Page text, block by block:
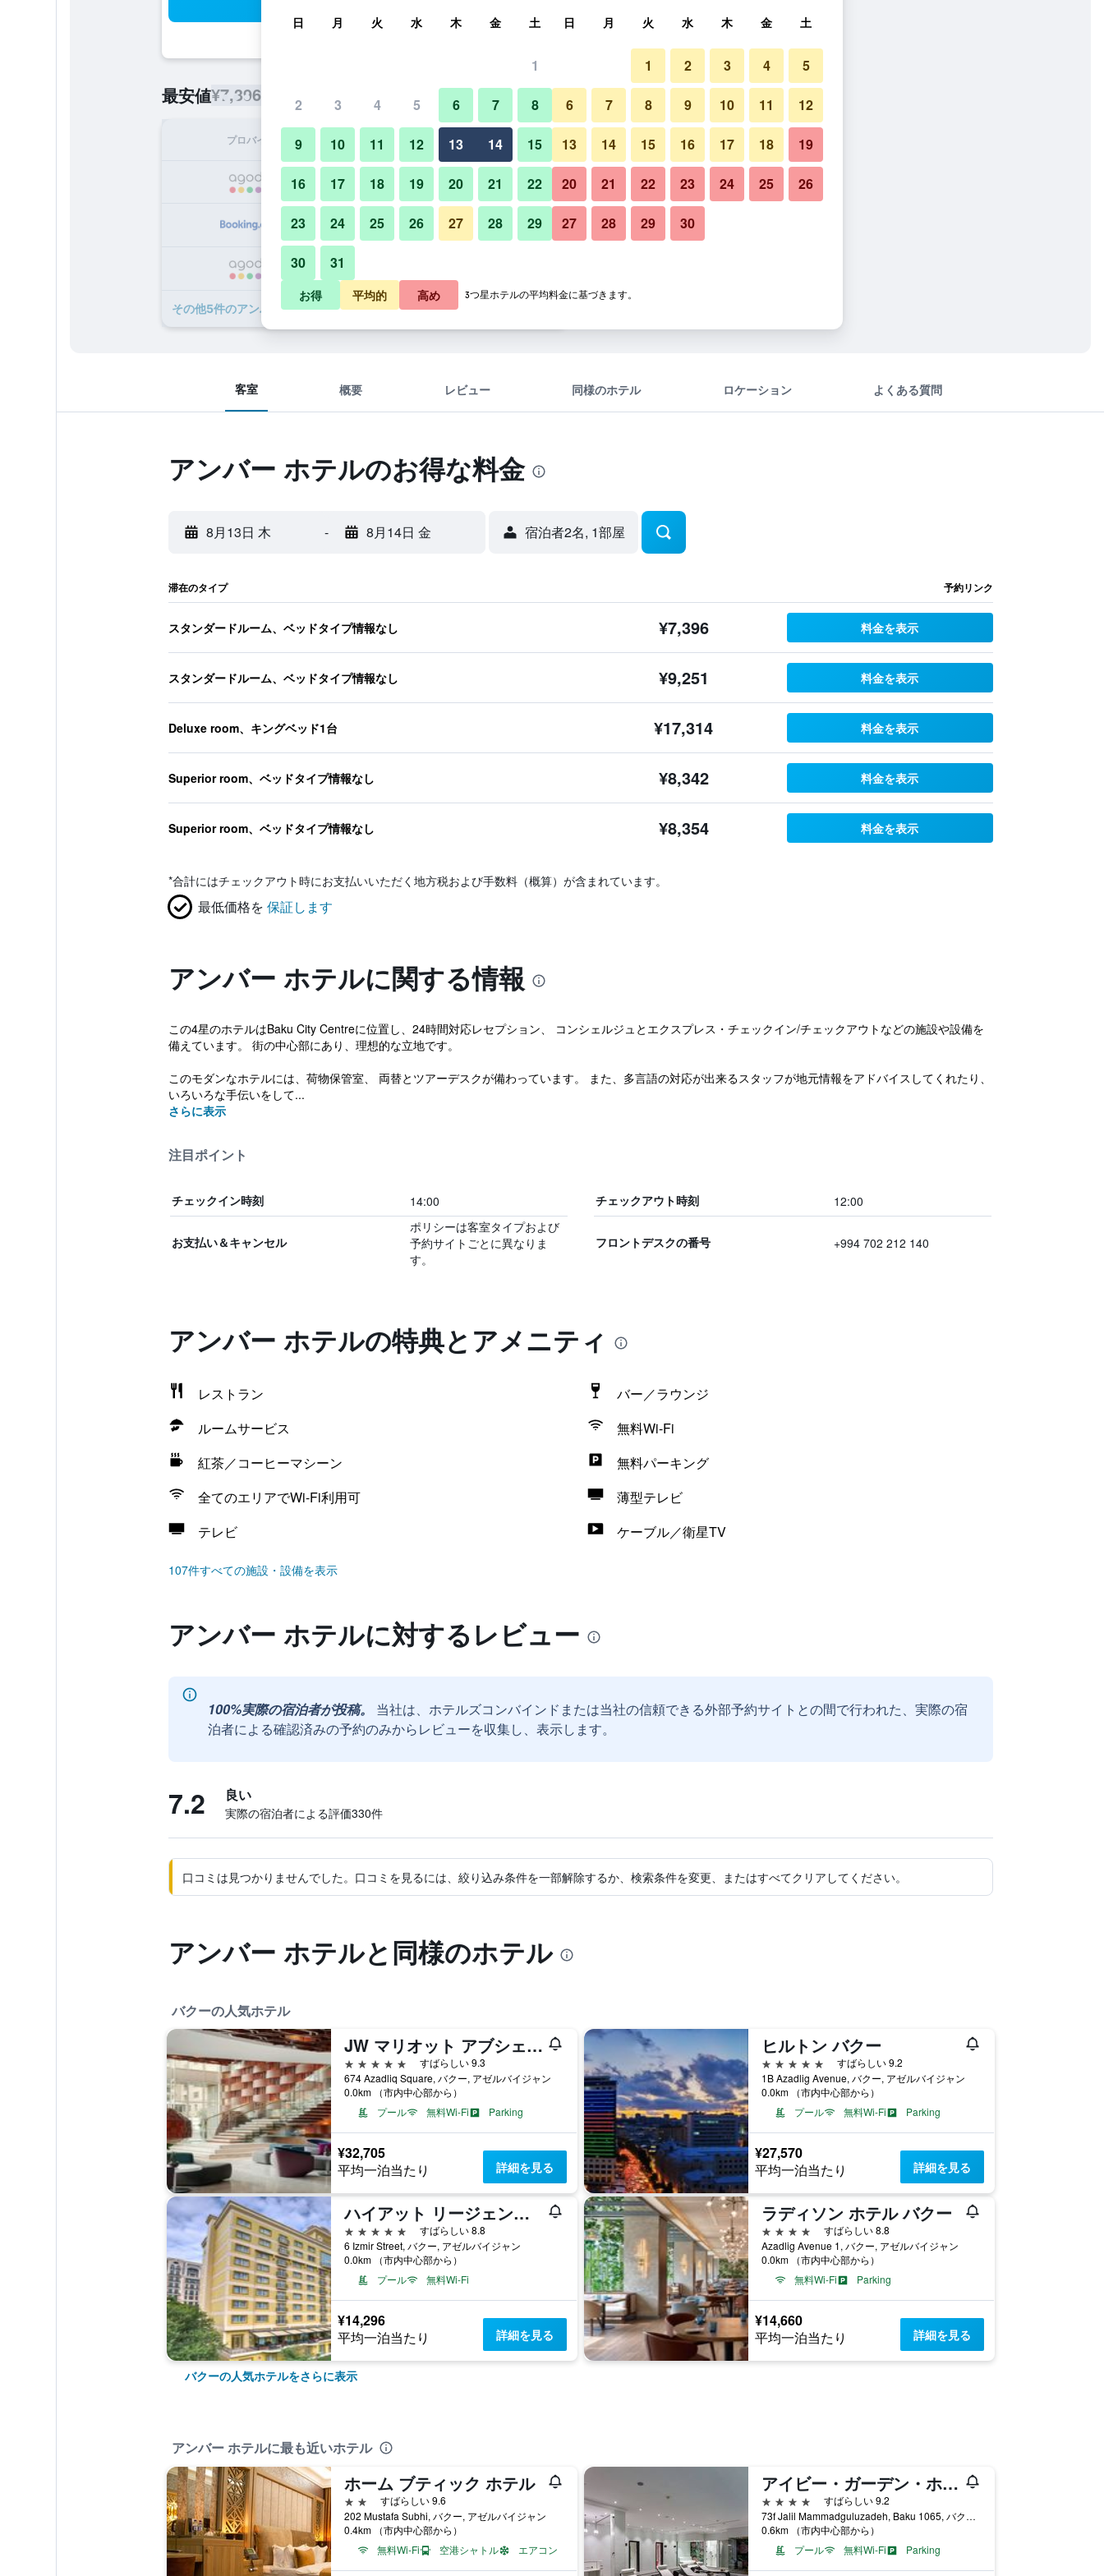
最安値¥7,396/ 1泊あたりの宿泊料金の最安値
プロバイダ 1泊あたり合計
¥7,396 プランを見る
¥8,342 プランを見る
​その他5​件のアンバー ホテルのオファー
客室 概要 レビュー 同様のホテル ロケーション よくある質問
アンバー ホテルのお得な料金
8月13日 木 - 8月14日 金 宿泊者2名, 1​部屋
滞在のタイプ 予約リンク
スタンダードルーム、ベッドタイプ情報なし ¥7,396 料金を表示
スタンダードルーム、ベッドタイプ情報なし ¥9,251 料金を表示
Deluxe room、キングベッド1台 ¥17,314 料金を表示
Superior room、ベッドタイプ情報なし ¥8,342 料金を表示
Superior room、ベッドタイプ情報なし ¥8,354 料金を表示
*合計にはチェックアウト時にお支払いいただく地方税および手数料（概算）が含まれています。
最低価格を 保証します
アンバー ホテルに関する情報
この4星のホテルはBaku City Centreに位置し、24時間対応レセプション、 コンシェルジュとエクスプレス・チェックイン/チェックアウトなどの施設や設備を
備えています。 街の中心部にあり、理想的な立地です。
このモダンなホテルには、荷物保管室、 両替とツアーデスクが備わっています。 また、多言語の対応が出来るスタッフが地元情報をアドバイスしてくれたり、
いろいろな手伝いをして...
さらに表示
注目ポイント
チェックイン時刻 14:00 チェックアウト時刻 12:00
お支払い＆キャンセル
ポリシーは客室タイプおよび
予約サイトごとに異なりま
す。
フロントデスクの番号 +994 702 212 140
アンバー ホテルの特典とアメニティ
レストラン
バー／ラウンジ
ルームサービス
無料Wi-Fi
紅茶／コーヒーマシーン
無料パーキング
全てのエリアでWi-Fi利用可
薄型テレビ
テレビ
ケーブル／衛星TV
107件すべての施設・設備を表示
アンバー ホテルに対するレビュー
100%実際の宿泊者が投稿。
当社は、ホテルズコンバインドまたは当社の信頼できる外部予約サイトとの間で行われた、実際の宿
泊者による確認済みの予約のみからレビューを収集し、表示します。
7.2 良い
実際の宿泊者による評価330​件
口コミは見つかりませんでした。口コミを見るには、絞り込み条件を一部解除するか、検索条件を変更、またはすべてクリアしてください。
アンバー ホテルと同様のホテル
バクーの人気ホテル
JW マリオット アブシェロン バクー ホテル
5つ星
すばらしい 9.3
674 Azadliq Square, バクー, アゼルバイジャン
0.0km （市内中心部から）
プール
無料Wi-Fi Parking
¥32,705
平均一泊当たり 詳細を見る
ヒルトン バクー
5つ星
すばらしい 9.2
1B Azadlig Avenue, バクー, アゼルバイジャン
0.0km （市内中心部から）
プール
無料Wi-Fi Parking
¥27,570
平均一泊当たり 詳細を見る
ハイアット リージェンシー バクー
5つ星
すばらしい 8.8
6 Izmir Street, バクー, アゼルバイジャン
0.0km （市内中心部から）
プール
無料Wi-Fi
¥14,296
平均一泊当たり 詳細を見る
ラディソン ホテル バクー
4つ星
すばらしい 8.8
Azadlig Avenue 1, バクー, アゼルバイジャン
0.0km （市内中心部から）
無料Wi-Fi
Parking
¥14,660
平均一泊当たり 詳細を見る
バクーの人気ホテルをさらに表示
アンバー ホテルに最も近いホテル
ホーム ブティック ホテル
2つ星
すばらしい 9.6
202 Mustafa Subhi, バクー, アゼルバイジャン
0.4km （市内中心部から）
無料Wi-Fi
空港シャトル エアコン
アイビー・ガーデン・ホテル・バクー
4つ星
すばらしい 9.2
73f Jalil Mammadguluzadeh, Baku 1065, バクー, アゼルバイジャン
0.6km （市内中心部から）
プール
無料Wi-Fi Parking
日 月 火 水 木 金 土
1
2 3 4 5 6 7 8
9 10 11 12 13 14 15
16 17 18 19 20 21 22
23 24 25 26 27 28 29
30 31
日 月 火 水 木 金 土
1 2 3 4 5
6 7 8 9 10 11 12
13 14 15 16 17 18 19
20 21 22 23 24 25 26
27 28 29 30
お得 平均的 高め 3つ星ホテルの平均料金に基づきます。